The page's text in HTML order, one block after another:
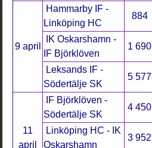
9 april
Hammarby IF -
Linköping HC
884
IK Oskarshamn -
IF Björklöven
1 690
Leksands IF -
Södertälje SK
5 577
11
april
IF Björklöven -
Södertälje SK
4 450
Linköping HC - IK
Oskarshamn
3 952